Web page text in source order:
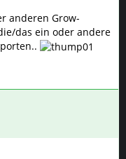
anderen Grow-
das ein oder andere